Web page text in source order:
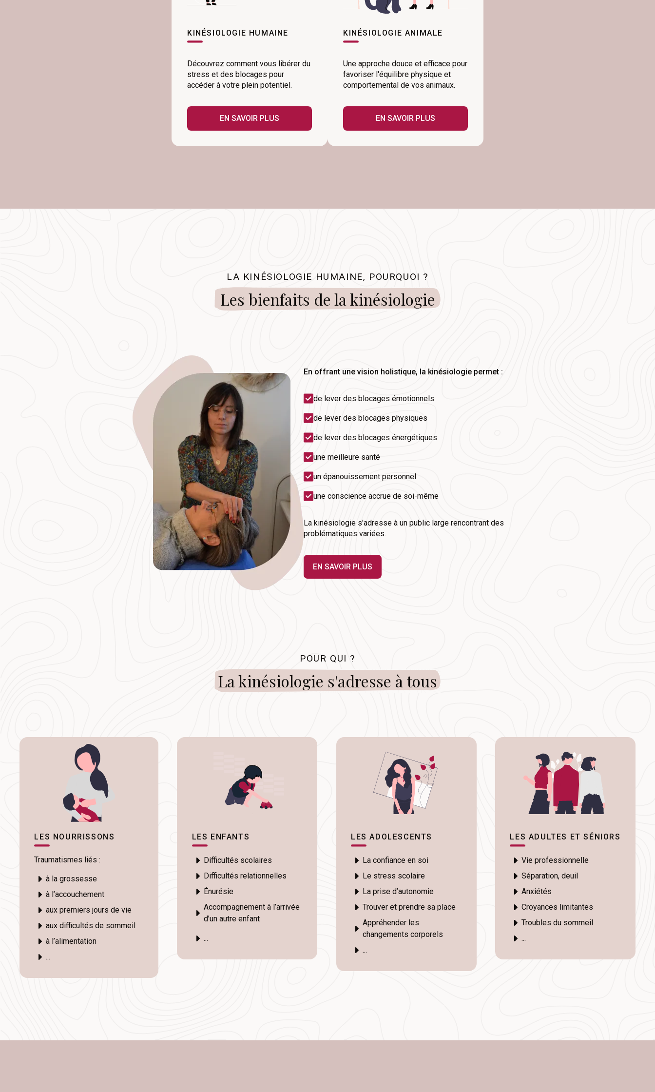
KINÉSIOLOGIE HUMAINE
Découvrez comment vous libérer du
stress et des blocages pour
accéder à votre plein potentiel.
EN SAVOIR PLUS
KINÉSIOLOGIE ANIMALE
Une approche douce et efficace pour
favoriser l'équilibre physique et
comportemental de vos animaux.
EN SAVOIR PLUS
LA KINÉSIOLOGIE HUMAINE, POURQUOI ?
Les bienfaits de la kinésiologie
En offrant une vision holistique, la kinésiologie permet :
de lever des blocages émotionnels
de lever des blocages physiques
de lever des blocages énergétiques
une meilleure santé
un épanouissement personnel
une conscience accrue de soi-même
La kinésiologie s'adresse à un public large rencontrant des
problématiques variées.
EN SAVOIR PLUS
POUR QUI ?
La kinésiologie s'adresse à tous
LES NOURRISSONS
Traumatismes liés :
à la grossesse
à l’accouchement
aux premiers jours de vie
aux difficultés de sommeil
à l’alimentation
...
LES ENFANTS
Difficultés scolaires
Difficultés relationnelles
Énurésie
Accompagnement à l’arrivée
d’un autre enfant
...
LES ADOLESCENTS
La confiance en soi
Le stress scolaire
La prise d’autonomie
Trouver et prendre sa place
Appréhender les
changements corporels
...
LES ADULTES ET SÉNIORS
Vie professionnelle
Séparation, deuil
Anxiétés
Croyances limitantes
Troubles du sommeil
...